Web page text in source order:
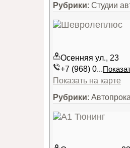
Рубрики: Студии
Осенняя ул., 23
+7 (968) 0...
Показать на карте
Рубрики: